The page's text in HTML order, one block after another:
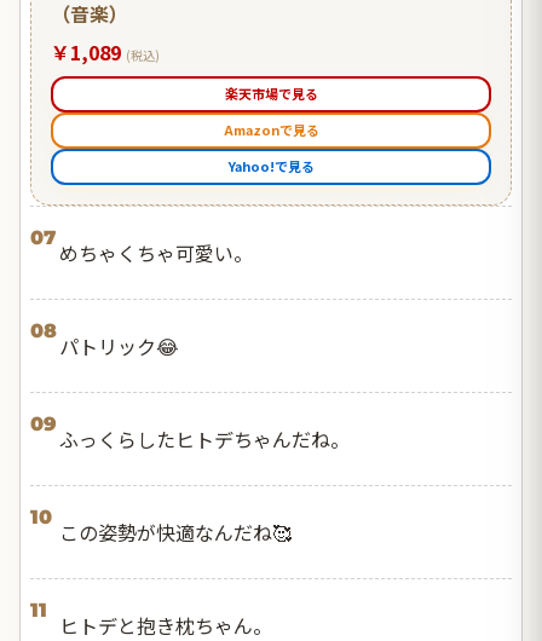
（音楽）
￥1,089 (税込)
楽天市場で見る
Amazonで見る
Yahoo!で見る
07
めちゃくちゃ可愛い。
08
パトリック😂
09
ふっくらしたヒトデちゃんだね。
10
この姿勢が快適なんだね🥰
11
ヒトデと抱き枕ちゃん。